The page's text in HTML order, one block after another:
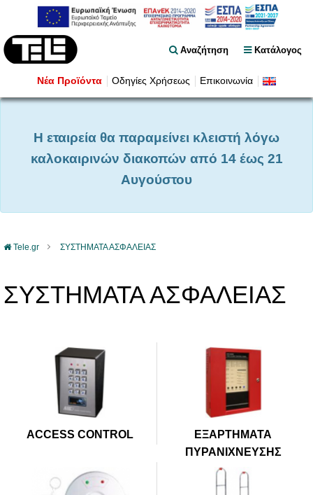
Κατάλογος
Αναζήτηση
Νέα Προϊόντα Οδηγίες Χρήσεως Επικοινωνία
Η εταιρεία θα παραμείνει κλειστή λόγω
καλοκαιρινών διακοπών από 14 έως 21
Αυγούστου
Tele.gr ΣΥΣΤΗΜΑΤΑ ΑΣΦΑΛΕΙΑΣ
ΣΥΣΤΗΜΑΤΑ ΑΣΦΑΛΕΙΑΣ
ACCESS CONTROL
ΕΞΑΡΤΗΜΑΤΑ
ΠΥΡΑΝΙΧΝΕΥΣΗΣ